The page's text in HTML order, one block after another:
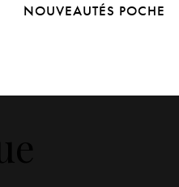
NOUVEAUTÉS POCHE